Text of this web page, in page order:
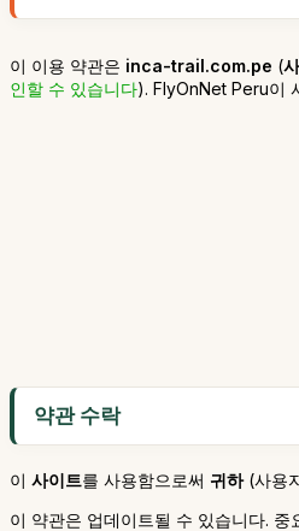
이 이용 약관은 inca-trail.com.pe (
인할 수 있습니다). FlyOnNet Peru이
약관 수락
이 사이트를 사용함으로써 귀하(사용
이 약관은 업데이트될 수 있습니다.